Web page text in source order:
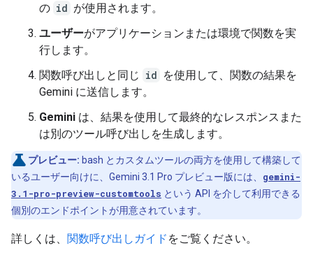
の id が使用されます。
ユーザーがアプリケーションまたは環境で関数を実
行します。
関数呼び出しと同じ id を使用して、関数の結果を
Gemini に送信します。
Gemini は、結果を使用して最終的なレスポンスまた
は別のツール呼び出しを生成します。
プレビュー: bash とカスタムツールの両方を使用して構築して
いるユーザー向けに、Gemini 3.1 Pro プレビュー版には、 gemini-
3.1-pro-preview-customtools という API を介して利用できる
個別のエンドポイントが用意されています。
詳しくは、 関数呼び出しガイド をご覧ください。